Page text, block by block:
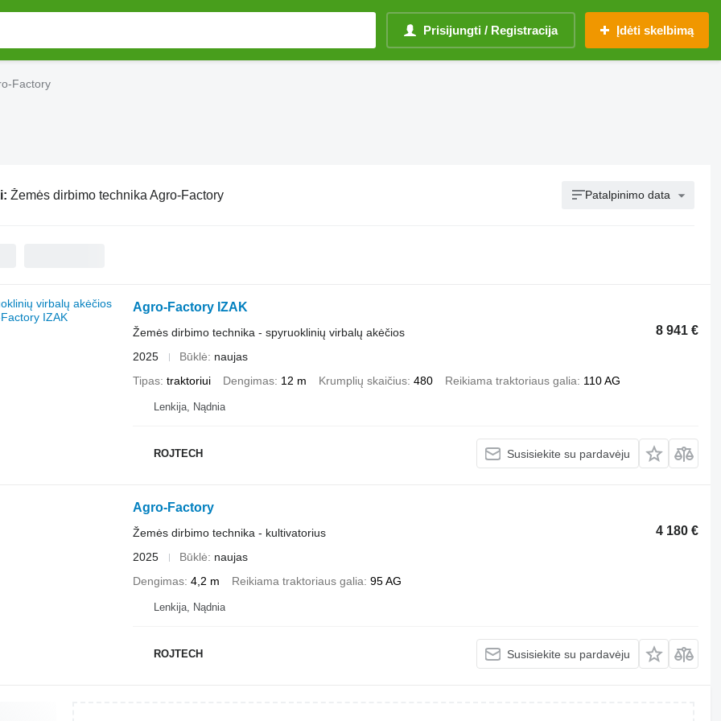
Prisijungti / Registracija Įdėti skelbimą
Factory
Žemės dirbimo technika Agro-Factory Patalpinimo data
Agro-Factory IZAK
8 941 €
Žemės dirbimo technika - spyruoklinių virbalų akėčios
2025
Būklė
naujas
Tipas traktoriui Dengimas 12 m Krumplių skaičius 480 Reikiama traktoriaus galia 110 AG
Lenkija, Nądnia
ROJTECH Susisiekite su pardavėju
Agro-Factory
4 180 €
Žemės dirbimo technika - kultivatorius
2025
Būklė
naujas
Dengimas 4,2 m Reikiama traktoriaus galia 95 AG
Lenkija, Nądnia
ROJTECH Susisiekite su pardavėju